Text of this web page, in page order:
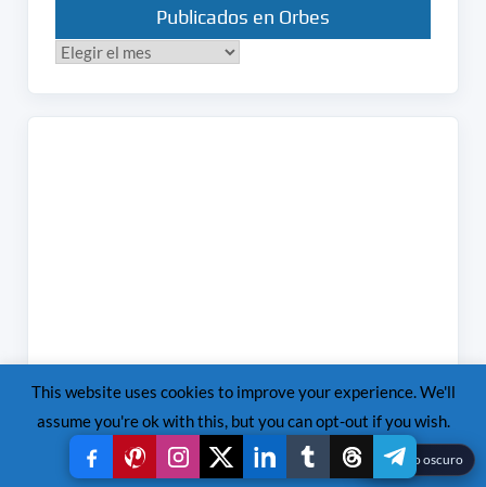
Publicados en Orbes
Publicados
This website uses cookies to improve your experience. We'll
assume you're ok with this, but you can opt-out if you wish.
Accept Reject Read More ☾Modo oscuro